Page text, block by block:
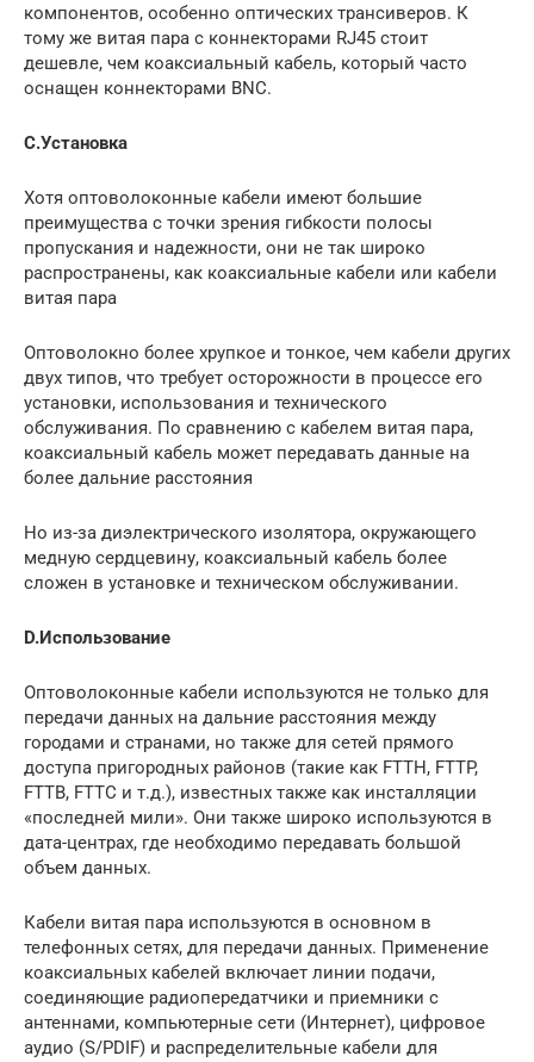
компонентов, особенно оптических трансиверов. К
тому же витая пара с коннекторами RJ45 стоит
дешевле, чем коаксиальный кабель, который часто
оснащен коннекторами BNC.
C.Установка
Хотя оптоволоконные кабели имеют большие
преимущества с точки зрения гибкости полосы
пропускания и надежности, они не так широко
распространены, как коаксиальные кабели или кабели
витая пара
Оптоволокно более хрупкое и тонкое, чем кабели других
двух типов, что требует осторожности в процессе его
установки, использования и технического
обслуживания. По сравнению с кабелем витая пара,
коаксиальный кабель может передавать данные на
более дальние расстояния
Но из-за диэлектрического изолятора, окружающего
медную сердцевину, коаксиальный кабель более
сложен в установке и техническом обслуживании.
D.Использование
Оптоволоконные кабели используются не только для
передачи данных на дальние расстояния между
городами и странами, но также для сетей прямого
доступа пригородных районов (такие как FTTH, FTTP,
FTTB, FTTC и т.д.), известных также как инсталляции
«последней мили». Они также широко используются в
дата-центрах, где необходимо передавать большой
объем данных.
Кабели витая пара используются в основном в
телефонных сетях, для передачи данных. Применение
коаксиальных кабелей включает линии подачи,
соединяющие радиопередатчики и приемники с
антеннами, компьютерные сети (Интернет), цифровое
аудио (S/PDIF) и распределительные кабели для